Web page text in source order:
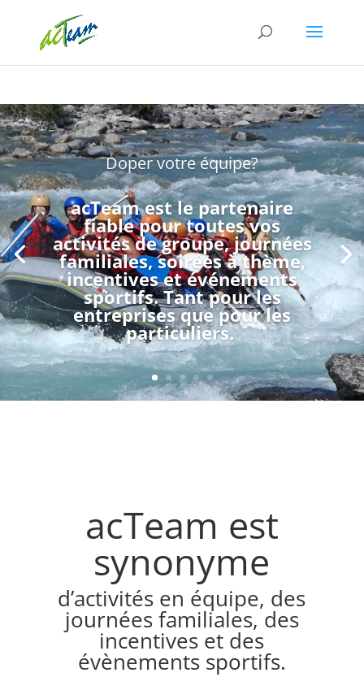
acTeam est
synonyme
d’activités en équipe, des
journées familiales, des
incentives et des
évènements sportifs.